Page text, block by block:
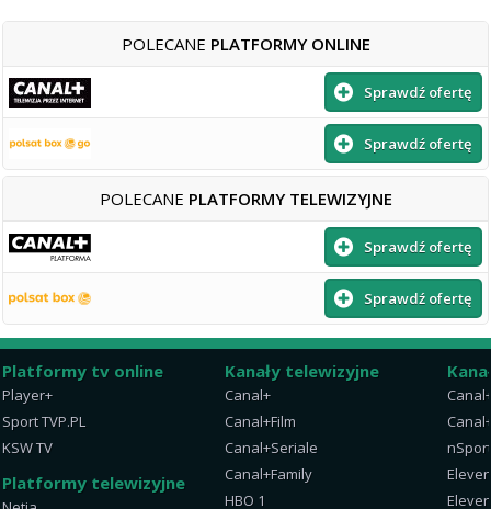
POLECANE PLATFORMY ONLINE
Sprawdź ofertę
Sprawdź ofertę
POLECANE PLATFORMY TELEWIZYJNE
Sprawdź ofertę
Sprawdź ofertę
Platformy tv online
Player+
Sport TVP.PL
KSW TV
Platformy telewizyjne
Kanały telewizyjne
Canal+
Canal+Film
Canal+Seriale
Canal+Family
HBO 1